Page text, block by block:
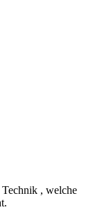
, welche